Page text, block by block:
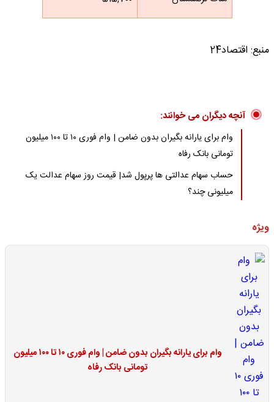
منبع: اقتصاد24
آنچه دیگران می خوانند:
وام برای یارانه بگیران بدون ضامن | وام فوری ۱۰ تا ۱۰۰ میلیون
تومانی بانک رفاه
حساب سهام عدالتی ها پرپول شد| قیمت روز سهام عدالت یک
میلیونی چند؟
ویژه
وام برای یارانه بگیران بدون ضامن | وام فوری ۱۰ تا ۱۰۰ میلیون
تومانی بانک رفاه